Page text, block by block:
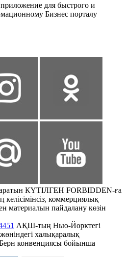
для быстрого и
Бизнес порталу
КҮТІЛГЕН FORBIDDEN-ға
келісімінсіз, коммерциялық
материалын пайдалану көзін
АҚШ-тың Нью-Йорктегі
халықаралық
конвенциясы бойынша